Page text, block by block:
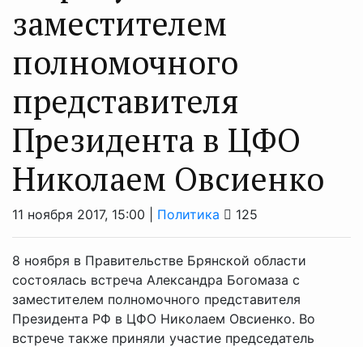
заместителем
полномочного
представителя
Президента в ЦФО
Николаем Овсиенко
11 ноября 2017, 15:00 | Политика 125
8 ноября в Правительстве Брянской области
состоялась встреча Александра Богомаза с
заместителем полномочного представителя
Президента РФ в ЦФО Николаем Овсиенко. Во
встрече также приняли участие председатель